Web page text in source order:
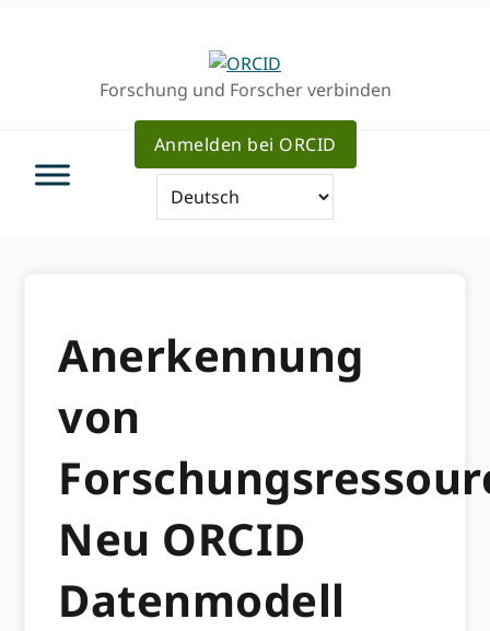
Forschung und Forscher verbinden
Anmelden bei ORCID
Anerkennung
von
Neu ORCID
Datenmodell